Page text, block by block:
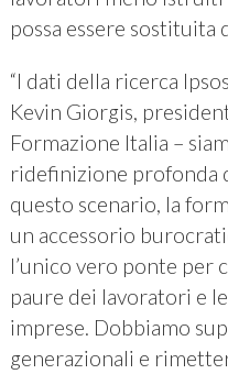
possa essere sostituita
“I dati della ricerca
Kevin Giorgis,
Formazione Italia –
ridefinizione profonda
questo scenario, la
un accessorio
l’unico vero ponte per
paure dei lavoratori e
imprese. Dobbiamo
generazionali e